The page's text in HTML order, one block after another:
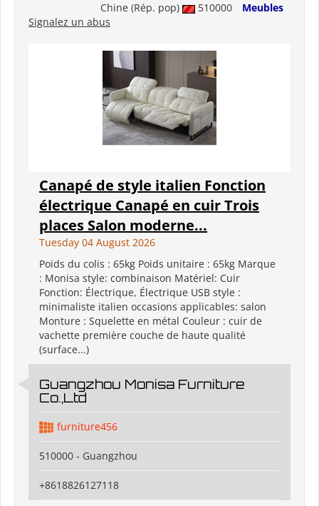
Chine (Rép. pop) 510000
Meubles
Signalez un abus
Canapé de style italien Fonction
électrique Canapé en cuir Trois
places Salon moderne...
Tuesday 04 August 2026
Poids du colis : 65kg Poids unitaire : 65kg Marque
: Monisa style: combinaison Matériel: Cuir
Fonction: Électrique, Électrique USB style :
minimaliste italien occasions applicables: salon
Monture : Squelette en métal Couleur : cuir de
vachette première couche de haute qualité
(surface...)
Guangzhou Monisa Furniture
Co.,Ltd
furniture456
510000 - Guangzhou
+8618826127118